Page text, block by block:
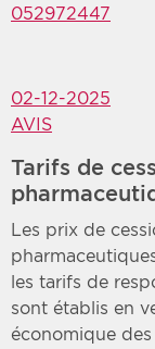
052972447
02-12-2025
AVIS
Tarifs de
Les prix de
les tarifs de
sont établis en
économique